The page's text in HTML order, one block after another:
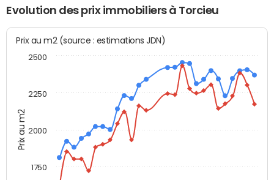
Evolution des prix immobiliers à Torcieu
Prix au m2
Prix au m2 (source : estimations JDN)
1750
2000
2250
2500